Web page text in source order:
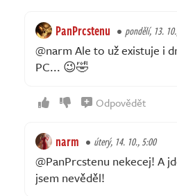
PanPrcstenu pondělí, 13.
@narm Ale to už existuje i
PC... 😉🤣
Odpovědět
narm úterý, 14. 10., 5:00
@PanPrcstenu nekecej! A
jsem nevěděl!